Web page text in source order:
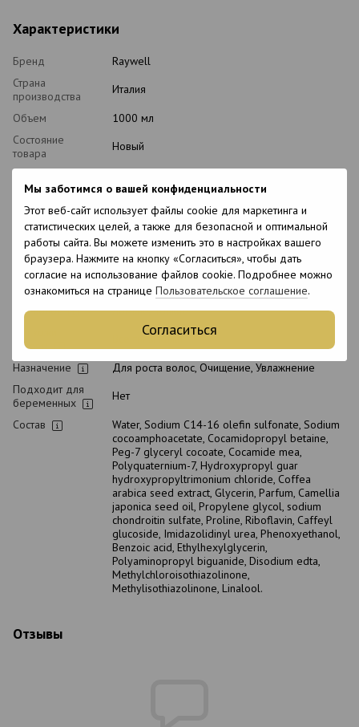
Мы заботимся о вашей конфиденциальности
Этот веб-сайт использует файлы cookie для маркетинга и
статистических целей, а также для безопасной и оптимальной
работы сайта. Вы можете изменить это в настройках вашего
браузера. Нажмите на кнопку «Согласиться», чтобы дать
согласие на использование файлов cookie. Подробнее можно
ознакомиться на странице Пользовательское соглашение.
Согласиться
Характеристики
Бренд
Raywell
Страна
производства
Италия
Объем
1000 мл
Состояние
товара
Новый
Уровень pH
5.8
Вид косметики
Шампунь
Классификация
косметики
Профессиональная
Тип домашнего
ухода
Ежедневный
Тип волос
Ломкие, Тонкие
головы
Все типы кожи
Назначение
Для роста волос, Очищение, Увлажнение
Подходит для
беременных
Нет
Состав
Water, Sodium C14-16 olefin sulfonate, Sodium
cocoamphoacetate, Cocamidopropyl betaine,
Peg-7 glyceryl cocoate, Cocamide mea,
Polyquaternium-7, Hydroxypropyl guar
hydroxypropyltrimonium chloride, Coffea
arabica seed extract, Glycerin, Parfum, Camellia
japonica seed oil, Propylene glycol, sodium
chondroitin sulfate, Proline, Riboflavin, Caffeyl
glucoside, Imidazolidinyl urea, Phenoxyethanol,
Benzoic acid, Ethylhexylglycerin,
Polyaminopropyl biguanide, Disodium edta,
Methylchloroisothiazolinone,
Methylisothiazolinone, Linalool.
Отзывы